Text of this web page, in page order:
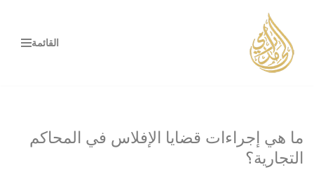
تخطى
إلى
القائمة
ما هي إجراءات قضايا الإفلاس في المحاكم
التجارية؟